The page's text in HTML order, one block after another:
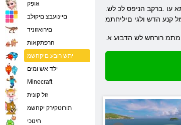
קנע הדש ולגי םיליחתמ
רורחש לש הדבוע א
אּופָק
םיינועבצ םיקולב
םירואזוניד
הרפתקאות
יתש רובע םיקחשמ
ילד אש ומים
Minecraft
זול קונית
תורוטקירק יקחשמ
חינוכי